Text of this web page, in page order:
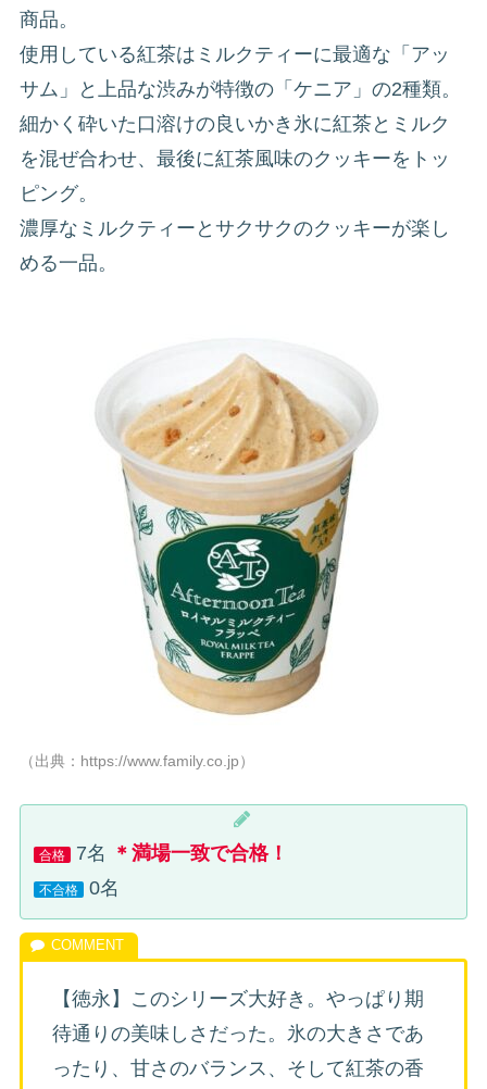
商品。
使用している紅茶はミルクティーに最適な「アッ
サム」と上品な渋みが特徴の「ケニア」の2種類。
細かく砕いた口溶けの良いかき氷に紅茶とミルク
を混ぜ合わせ、最後に紅茶風味のクッキーをトッ
ピング。
濃厚なミルクティーとサクサクのクッキーが楽し
める一品。
（出典：https://www.family.co.jp）
合格 7名 ＊満場一致で合格！
不合格 0名
【徳永】このシリーズ大好き。やっぱり期
待通りの美味しさだった。氷の大きさであ
ったり、甘さのバランス、そして紅茶の香